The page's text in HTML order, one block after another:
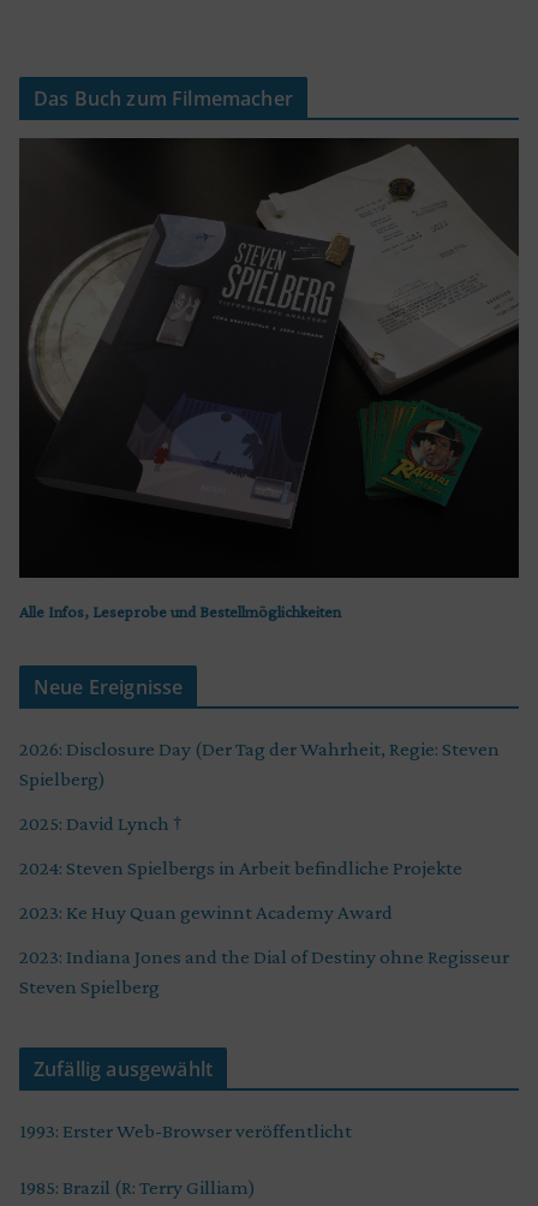
Das Buch zum Filmemacher
Alle Infos, Leseprobe und Bestellmöglichkeiten
Neue Ereignisse
2026: Disclosure Day (Der Tag der Wahrheit, Regie: Steven
Spielberg)
2025: David Lynch †
2024: Steven Spielbergs in Arbeit befindliche Projekte
2023: Ke Huy Quan gewinnt Academy Award
2023: Indiana Jones and the Dial of Destiny ohne Regisseur
Steven Spielberg
Zufällig ausgewählt
1993: Erster Web-Browser veröffentlicht
1985: Brazil (R: Terry Gilliam)